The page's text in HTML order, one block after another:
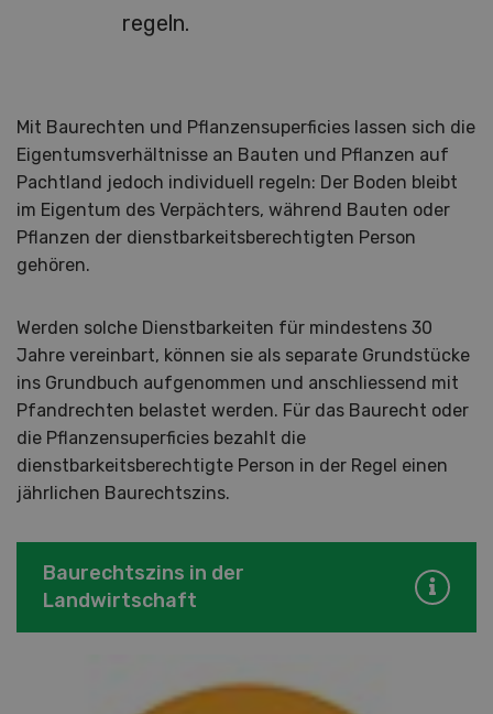
regeln.
Mit Baurechten und Pflanzensuperficies lassen sich die
Eigentumsverhältnisse an Bauten und Pflanzen auf
Pachtland jedoch individuell regeln: Der Boden bleibt
im Eigentum des Verpächters, während Bauten oder
Pflanzen der dienstbarkeitsberechtigten Person
gehören.
Werden solche Dienstbarkeiten für mindestens 30
Jahre vereinbart, können sie als separate Grundstücke
ins Grundbuch aufgenommen und anschliessend mit
Pfandrechten belastet werden. Für das Baurecht oder
die Pflanzensuperficies bezahlt die
dienstbarkeitsberechtigte Person in der Regel einen
jährlichen Baurechtszins.
Baurechtszins in der
Landwirtschaft